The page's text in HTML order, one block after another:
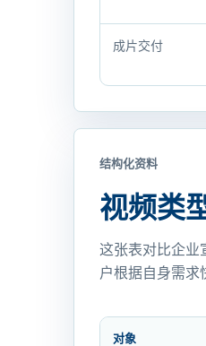
料
成片交付
结构化资料
视频类
这张表对比企业
户根据自身需求
对象